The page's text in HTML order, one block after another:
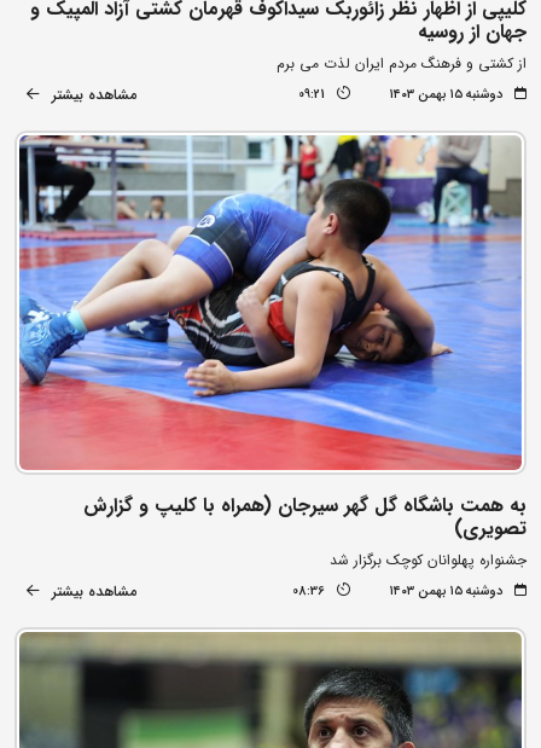
کلیپی از اظهار نظر زائوربک سیداکوف قهرمان کشتی آزاد المپیک و
جهان از روسیه
از کشتی و فرهنگ مردم ایران لذت می برم
دوشنبه ۱۵ بهمن ۱۴۰۳ 09:21 مشاهده بیشتر
به همت باشگاه گل گهر سیرجان (همراه با کلیپ و گزارش
تصویری)
جشنواره پهلوانان کوچک برگزار شد
دوشنبه ۱۵ بهمن ۱۴۰۳ 08:36 مشاهده بیشتر